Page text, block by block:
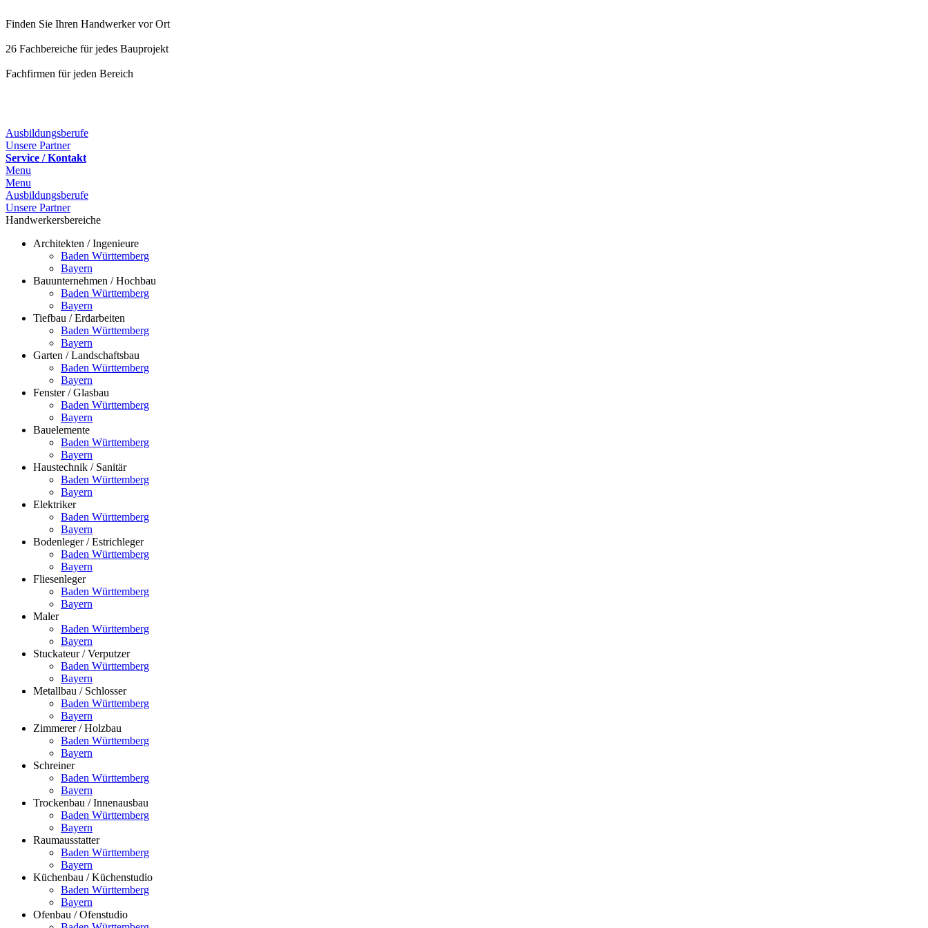
Finden Sie Ihren Handwerker vor Ort
26 Fachbereiche für jedes Bauprojekt
Fachfirmen für jeden Bereich
Ausbildungsberufe
Unsere Partner
Service / Kontakt
Menu
Menu
Ausbildungsberufe
Unsere Partner
Handwerkersbereiche
Architekten / Ingenieure
Baden Württemberg
Bayern
Bauunternehmen / Hochbau
Baden Württemberg
Bayern
Tiefbau / Erdarbeiten
Baden Württemberg
Bayern
Garten / Landschaftsbau
Baden Württemberg
Bayern
Fenster / Glasbau
Baden Württemberg
Bayern
Bauelemente
Baden Württemberg
Bayern
Haustechnik / Sanitär
Baden Württemberg
Bayern
Elektriker
Baden Württemberg
Bayern
Bodenleger / Estrichleger
Baden Württemberg
Bayern
Fliesenleger
Baden Württemberg
Bayern
Maler
Baden Württemberg
Bayern
Stuckateur / Verputzer
Baden Württemberg
Bayern
Metallbau / Schlosser
Baden Württemberg
Bayern
Zimmerer / Holzbau
Baden Württemberg
Bayern
Schreiner
Baden Württemberg
Bayern
Trockenbau / Innenausbau
Baden Württemberg
Bayern
Raumausstatter
Baden Württemberg
Bayern
Küchenbau / Küchenstudio
Baden Württemberg
Bayern
Ofenbau / Ofenstudio